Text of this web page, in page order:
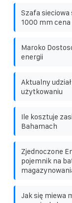
Szafa sieciowa
1000 mm
Maroko
energii
Aktualny
użytkowaniu
Ile kosztuje
Bahamach
Zjednoczone
pojemnik na
Jak się miewa